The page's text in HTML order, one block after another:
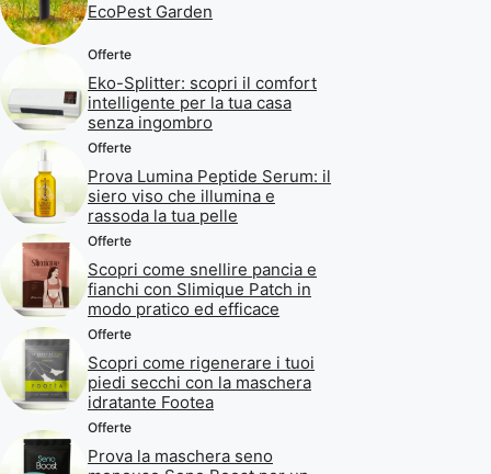
EcoPest Garden
Offerte
Eko-Splitter: scopri il comfort
intelligente per la tua casa
senza ingombro
Offerte
Prova Lumina Peptide Serum: il
siero viso che illumina e
rassoda la tua pelle
Offerte
Scopri come snellire pancia e
fianchi con Slimique Patch in
modo pratico ed efficace
Offerte
Scopri come rigenerare i tuoi
piedi secchi con la maschera
idratante Footea
Offerte
Prova la maschera seno